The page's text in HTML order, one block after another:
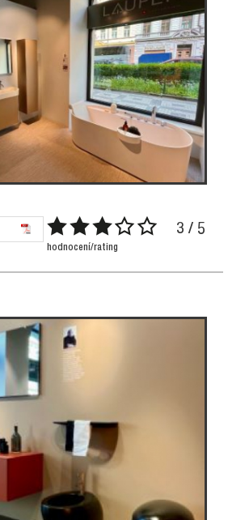
3 / 5
hodnocení/rating